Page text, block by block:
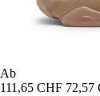
Ab
111,65 CHF 72,57